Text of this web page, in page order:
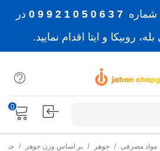
7 3 6 0 5 0 1 2 9 9 0
در
روبیکا و ایتا اقدام نمایید.
0
مواد مصرفی / جوهر / بر اساس وزن جوهر / جوهر 100 میلی